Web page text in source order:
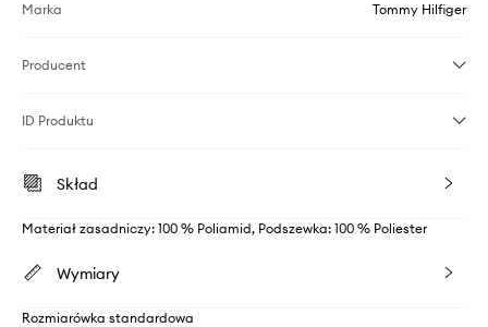
Marka Tommy Hilfiger
Producent
ID Produktu
Skład
Materiał zasadniczy: 100 % Poliamid, Podszewka: 100 % Poliester
Wymiary
Rozmiarówka standardowa